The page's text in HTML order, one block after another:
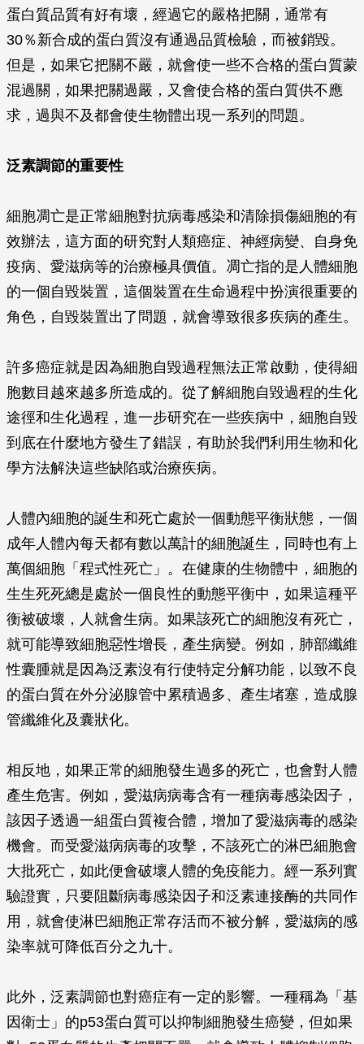
蛋白質品質有好有壞，經過它的嚴格把關，通常有
30％新合成的蛋白質沒有通過品質檢驗，而被銷毀。
但是，如果它把關不嚴，就會使一些不合格的蛋白質蒙
混過關，如果把關過嚴，又會使合格的蛋白質供不應
求，過與不及都會使生物體出現一系列的問題。
泛素調節的重要性
細胞凋亡是正常細胞對抗病毒感染和清除損傷細胞的有
效辦法，這方面的研究對人類癌症、神經病變、自身免
疫病、愛滋病等的治療極具價值。凋亡指的是人體細胞
的一個自毀裝置，這個裝置在生命過程中扮演很重要的
角色，自毀裝置出了問題，就會導致很多疾病的產生。
許多癌症就是因為細胞自毀過程無法正常啟動，使得細
胞數目越來越多所造成的。從了解細胞自毀過程的生化
途徑和生化過程，進一步研究在一些疾病中，細胞自毀
到底在什麼地方發生了錯誤，有助於我們利用生物和化
學方法解決這些缺陷或治療疾病。
人體內細胞的誕生和死亡處於一個動態平衡狀態，一個
成年人體內每天都有數以萬計的細胞誕生，同時也有上
萬個細胞「程式性死亡」。在健康的生物體中，細胞的
生生死死總是處於一個良性的動態平衡中，如果這種平
衡被破壞，人就會生病。如果該死亡的細胞沒有死亡，
就可能導致細胞惡性增長，產生病變。例如，肺部纖維
性囊腫就是因為泛素沒有行使特定分解功能，以致不良
的蛋白質在外分泌腺管中累積過多、產生堵塞，造成腺
管纖維化及囊狀化。
相反地，如果正常的細胞發生過多的死亡，也會對人體
產生危害。例如，愛滋病病毒含有一種病毒感染因子，
該因子透過一組蛋白質複合體，增加了愛滋病毒的感染
機會。而受愛滋病病毒的攻擊，不該死亡的淋巴細胞會
大批死亡，如此便會破壞人體的免疫能力。經一系列實
驗證實，只要阻斷病毒感染因子和泛素連接酶的共同作
用，就會使淋巴細胞正常存活而不被分解，愛滋病的感
染率就可降低百分之九十。
此外，泛素調節也對癌症有一定的影響。一種稱為「基
因衛士」的p53蛋白質可以抑制細胞發生癌變，但如果